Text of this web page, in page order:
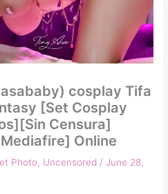
cosplay Tifa
[Set Cosplay
Censura]
Online
Photo, Uncensored /June 28,